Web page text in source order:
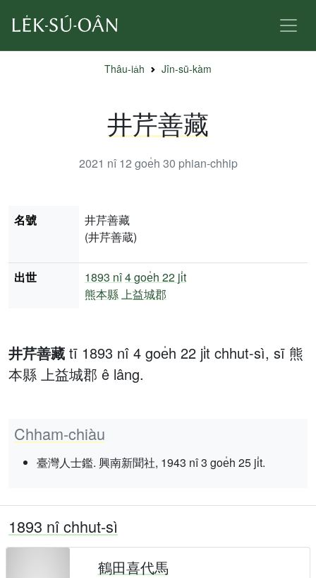
Thâu-ia̍h Jîn-sū-kàm
井芹善藏
2021 nî 12 goe̍h 30 phian-chhip
井芹善藏 tī 1893 nî 4 goe̍h 22 ji̍t chhut-sì, sī 熊
本縣 上益城郡 ê lâng.
Chham-chiàu
臺灣人士鑑. 興南新聞社, 1943 nî 3 goe̍h 25 ji̍t.
名號
井芹善藏
(井芹善蔵)
出世 1893 nî4 goe̍h 22 ji̍t
熊本縣上益城郡
1893 nî chhut-sì
鶴田喜代馬